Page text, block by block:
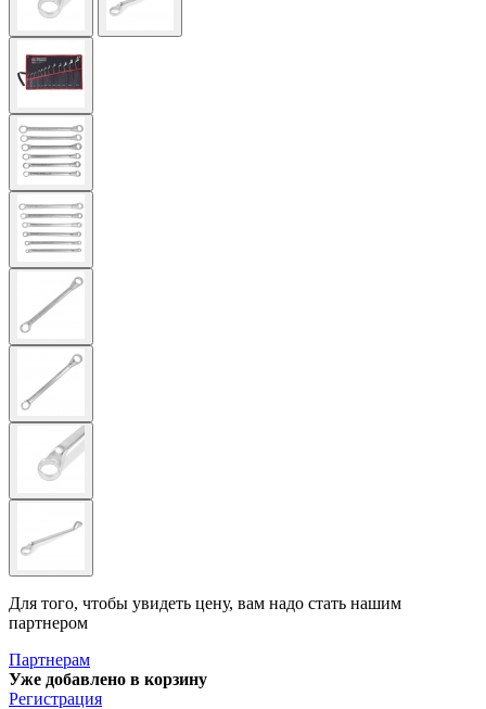
Для того, чтобы увидеть цену, вам надо стать нашим
партнером
Партнерам
Уже добавлено в корзину
Регистрация